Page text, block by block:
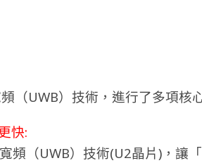
（UWB）技術，進行了多項核
快:
頻（UWB）技術(U2晶片)，讓